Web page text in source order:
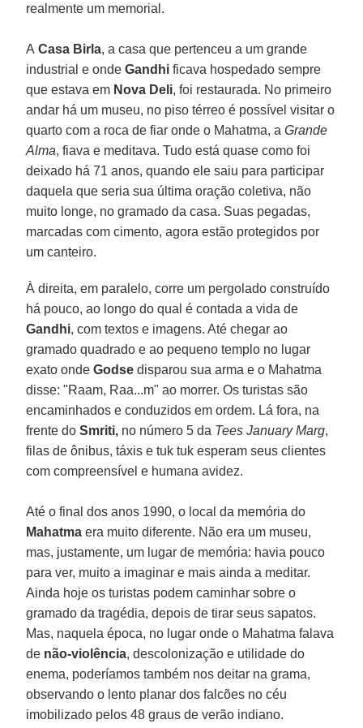
realmente um memorial.
A Casa Birla, a casa que pertenceu a um grande
industrial e ondeGandhi ficava hospedado sempre
que estava em Nova Deli, foi restaurada. No primeiro
andar há um museu, no piso térreo é possível visitar o
quarto com a roca de fiar onde o Mahatma, aGrande
Alma, fiava e meditava. Tudo está quase como foi
deixado há 71 anos, quando ele saiu para participar
daquela que seria sua última oração coletiva, não
muito longe, no gramado da casa. Suas pegadas,
marcadas com cimento, agora estão protegidos por
um canteiro.
À direita, em paralelo, corre um pergolado construído
há pouco, ao longo do qual é contada a vida de
Gandhi, com textos e imagens. Até chegar ao
gramado quadrado e ao pequeno templo no lugar
exato ondeGodse disparou sua arma e o Mahatma
disse: "Raam, Raa...m" ao morrer. Os turistas são
encaminhados e conduzidos em ordem. Lá fora, na
frente doSmriti, no número 5 da Tees January Marg,
filas de ônibus, táxis e tuk tuk esperam seus clientes
com compreensível e humana avidez.
Até o final dos anos 1990, o local da memória do
Mahatma era muito diferente. Não era um museu,
mas, justamente, um lugar de memória: havia pouco
para ver, muito a imaginar e mais ainda a meditar.
Ainda hoje os turistas podem caminhar sobre o
gramado da tragédia, depois de tirar seus sapatos.
Mas, naquela época, no lugar onde o Mahatma falava
de não-violência, descolonização e utilidade do
enema, poderíamos também nos deitar na grama,
observando o lento planar dos falcões no céu
imobilizado pelos 48 graus de verão indiano.